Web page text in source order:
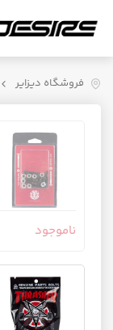
فروشگاه دیزایر
ناموجود